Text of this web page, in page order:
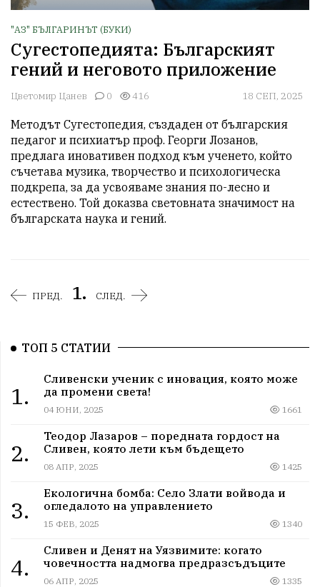
"АЗ" БЪЛГАРИНЪТ (БУКИ)
Сугестопедията: Българският
гений и неговото приложение
Цветомир Цанев 0 416 18 СЕП, 2025
Методът Сугестопедия, създаден от българския
педагог и психиатър проф. Георги Лозанов,
предлага иновативен подход към ученето, който
съчетава музика, творчество и психологическа
подкрепа, за да усвояваме знания по-лесно и
естествено. Той доказва световната значимост на
българската наука и гений.
ПРЕД. 1. СЛЕД.
ТОП 5 СТАТИИ
1.
Сливенски ученик с иновация, която може
да промени света!
04 ЮНИ, 2025 1661
2.
Теодор Лазаров – поредната гордост на
Сливен, която лети към бъдещето
08 АПР, 2025 1425
3.
Екологична бомба: Село Злати войвода и
огледалото на управлението
15 ФЕВ, 2025 1340
4.
Сливен и Денят на Уязвимите: когато
човечността надмогва предразсъдъците
06 АПР, 2025 1335